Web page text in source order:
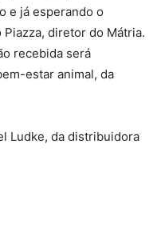
e já esperando o
diretor do Mátria.
recebida será
estar animal, da
Ludke, da distribuidora